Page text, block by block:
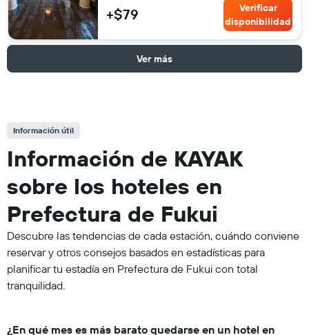
+$79
Verificar
disponibilidad
Ver más
Información útil
Información de KAYAK
sobre los hoteles en
Prefectura de Fukui
Descubre las tendencias de cada estación, cuándo conviene
reservar y otros consejos basados en estadísticas para
planificar tu estadía en Prefectura de Fukui con total
tranquilidad.
¿En qué mes es más barato quedarse en un hotel en